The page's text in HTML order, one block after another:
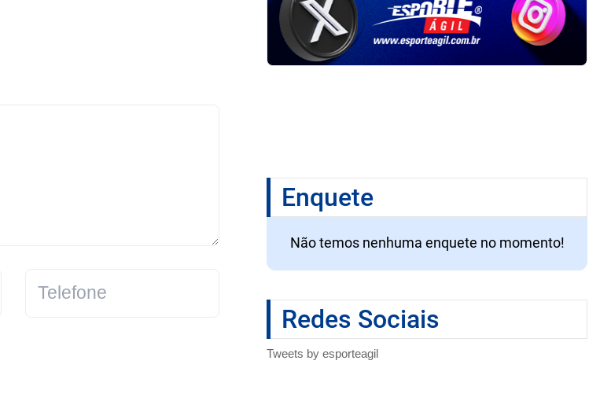
Enquete
Não temos nenhuma enquete no momento!
Redes Sociais
Tweets by esporteagil